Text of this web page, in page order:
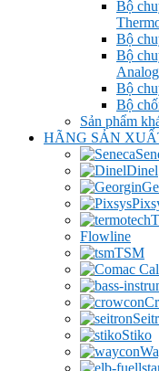
Bộ
Bộ
Bộ
Analog
Bộ
Bộ
Sản phẩm
HÃNG SẢN
Dinel
Flowline
TSM
Stiko